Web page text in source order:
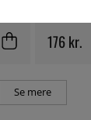
176 kr.
Se mere